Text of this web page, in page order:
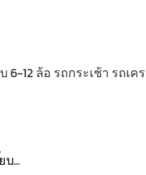
6-12 ล้อ รถกระเช้า รถเ
...